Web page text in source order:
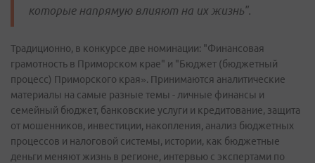
которые напрямую влияют на их жизнь".
Традиционно, в конкурсе две номинации: "Финансовая
грамотность в Приморском крае" и "Бюджет (бюджетный
процесс) Приморского края». Принимаются аналитические
материалы на самые разные темы - личные финансы и
семейный бюджет, банковские услуги и кредитование, защита
от мошенников, инвестиции, накопления, анализ бюджетных
процессов и налоговой системы, истории, как бюджетные
деньги меняют жизнь в регионе, интервью с экспертами по